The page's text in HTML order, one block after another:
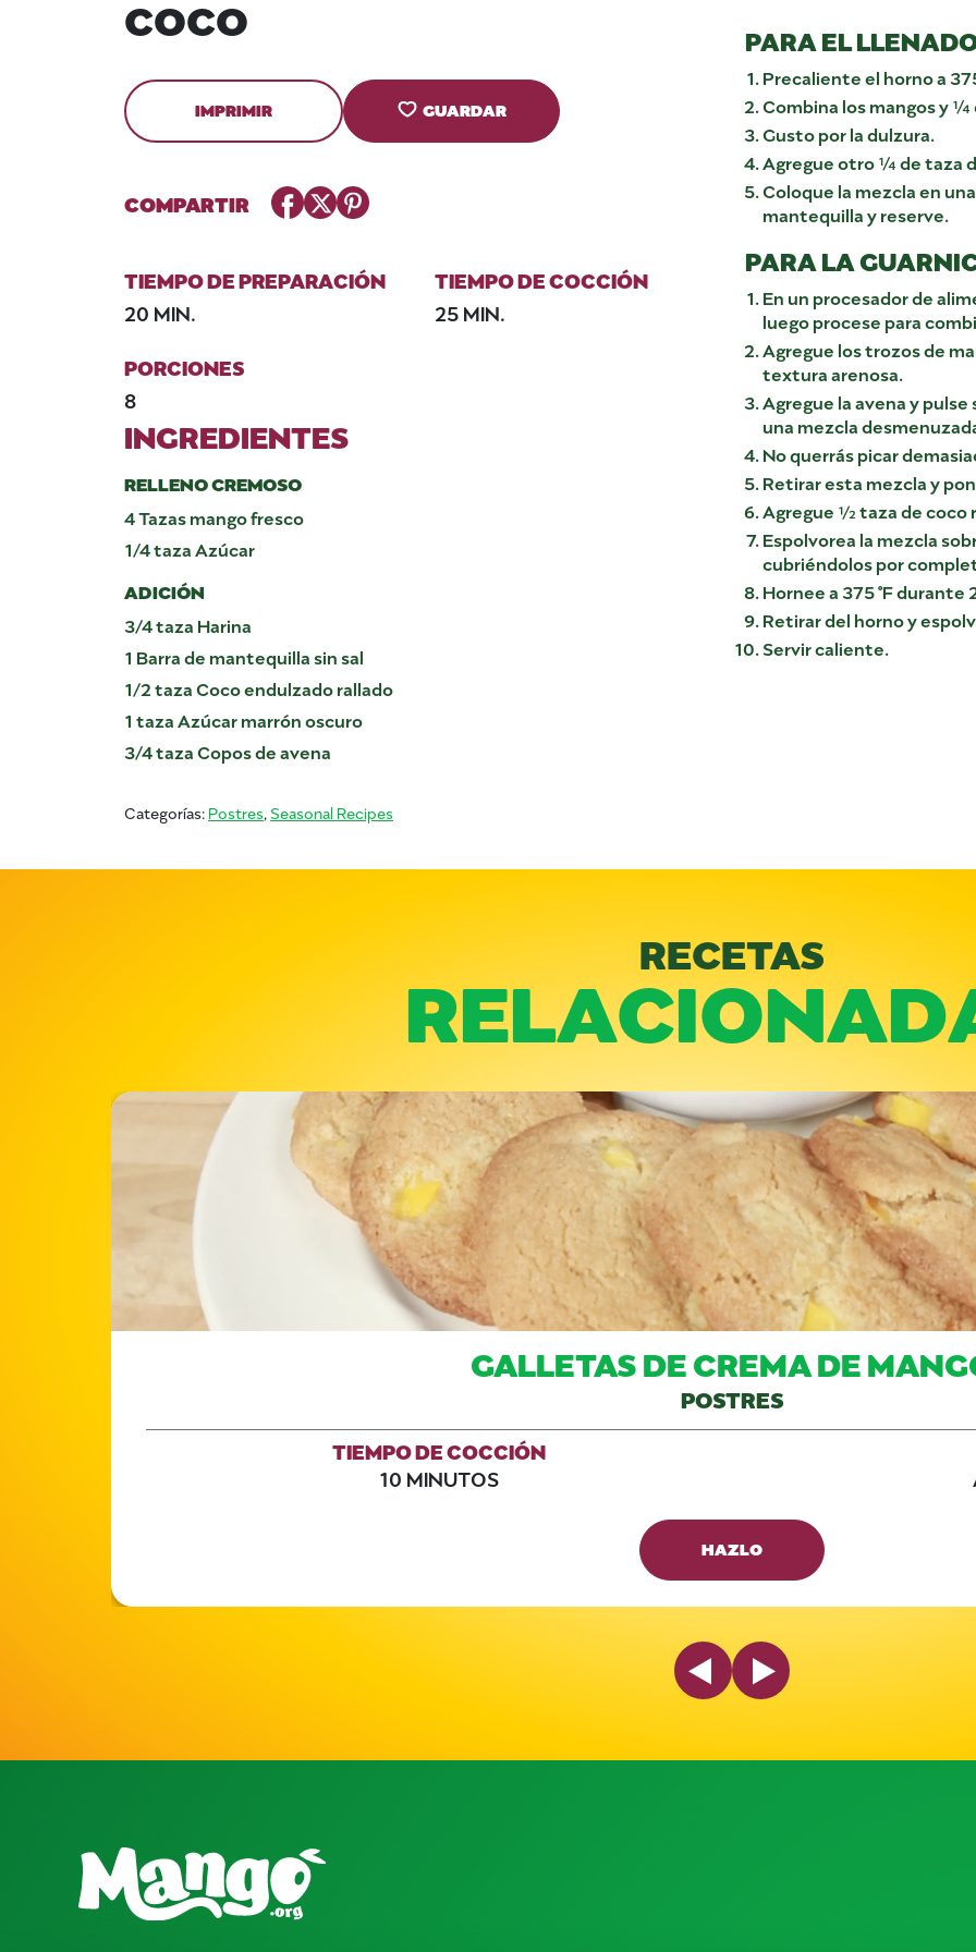
COCO
IMPRIMIR GUARDAR
COMPARTIR Facebook
TwitterPinterest
TIEMPO DE PREPARACIÓN
20 MIN.
TIEMPO DE COCCIÓN
25 MIN.
PORCIONES
8
INGREDIENTES
RELLENO CREMOSO
4 Tazas mango fresco
1/4 taza Azúcar
ADICIÓN
3/4 taza Harina
1 Barra de mantequilla sin sal
1/2 taza Coco endulzado rallado
1 taza Azúcar marrón oscuro
3/4 taza Copos de avena
PARA EL
Precaliente el horno a
Combina los mangos y ¼
Gusto por la dulzura.
Agregue otro ¼ de taza
Coloque la mezcla en
mantequilla y reserve.
PARA LA
En un procesador de
luego procese para
Agregue los trozos de
textura arenosa.
Agregue la avena y
una mezcla
No querrás picar
Retirar esta mezcla y
Agregue ½ taza de coco
Espolvorea la mezcla
cubriéndolos por
Hornee a 375 °F
Retirar del horno y
Servir caliente.
Categorías:Postres, Seasonal Recipes
RECETAS
GALLETAS DE CREMA DE
POSTRES
TIEMPO DE COCCIÓN
10 MINUTOS
HAZLO
Previous SlideNext Slide